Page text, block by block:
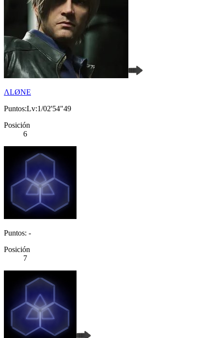
ΛLØNE
Puntos:Lv:1/02'54"49
Posición
6
Puntos: -
Posición
7